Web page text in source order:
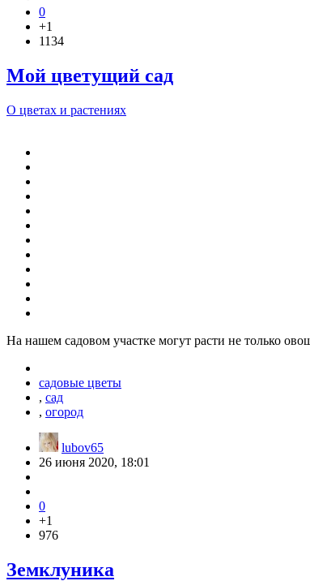
0
+1
1134
Мой цветущий сад
О цветах и растениях
На нашем садовом участке могут расти не только
садовые цветы
, сад
, огород
lubov65
26 июня 2020, 18:01
0
+1
976
Земклуника